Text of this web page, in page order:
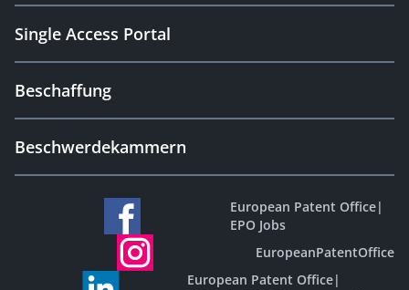
Single Access Portal
Beschaffung
Beschwerdekammern
European Patent Office|
EPO Jobs
EuropeanPatentOffice
European Patent Office|